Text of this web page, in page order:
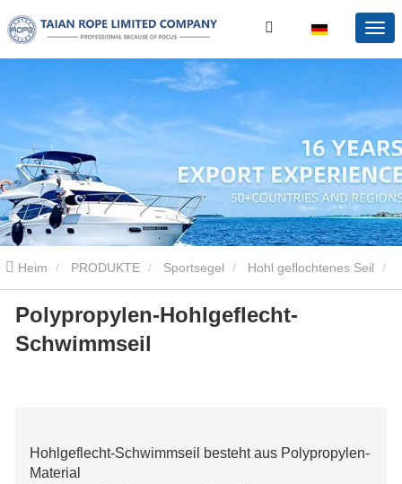
Heim PRODUKTE Sportsegel Hohl geflochtenes Seil
Polypropylen-Hohlgeflecht-Schwimmseil
Polypropylen-Hohlgeflecht-
Schwimmseil
Hohlgeflecht-Schwimmseil besteht aus Polypropylen-
Material